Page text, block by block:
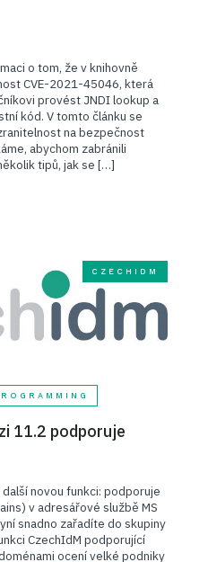
o tom, že v knihovně
CVE-2021-45046, která
provést JNDI lookup a
kód. V tomto článku se
na bezpečnost
abychom zabránili
tipů, jak se […]
CZECHIDM
11.2 podporuje
novou funkci: podporuje
v adresářové službě MS
snadno zařadíte do skupiny
CzechIdM podporující
ocení velké podniky